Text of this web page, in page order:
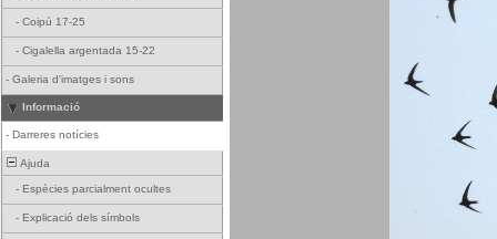
- Coipú 17-25
- Cigalella argentada 15-22
- Galeria d'imatges i sons
Informació
- Darreres notícies
Ajuda
- Espècies parcialment ocultes
- Explicació dels símbols